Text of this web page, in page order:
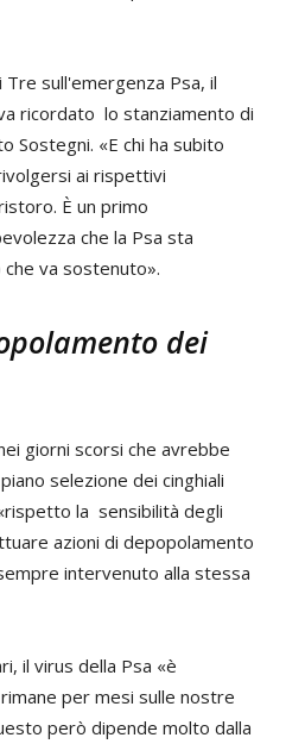
sull'emergenza Psa, il
ricordato lo stanziamento di
Sostegni. «E chi ha subito
ai rispettivi
È un primo
che la Psa sta
va sostenuto».
dei
giorni scorsi che avrebbe
selezione dei cinghiali
la sensibilità degli
azioni di depopolamento
intervenuto alla stessa
il virus della Psa «è
per mesi sulle nostre
però dipende molto dalla